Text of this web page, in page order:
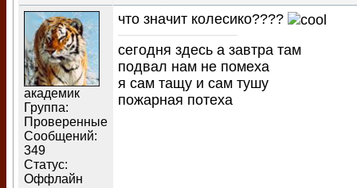
академик
Группа:
Проверенные
Сообщений:
349
Статус:
Оффлайн
что значит колесико????
сегодня здесь а завтра там
подвал нам не помеха
я сам тащу и сам тушу
пожарная потеха